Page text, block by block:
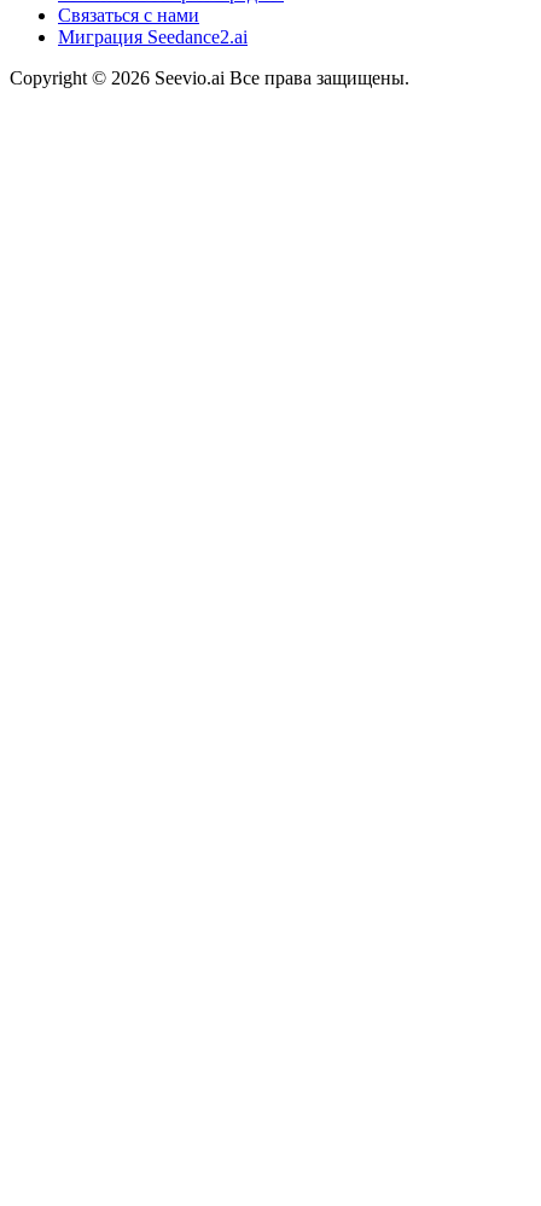
Связаться с нами
Миграция Seedance2.ai
Copyright © 2026 Seevio.ai Все права защищены.